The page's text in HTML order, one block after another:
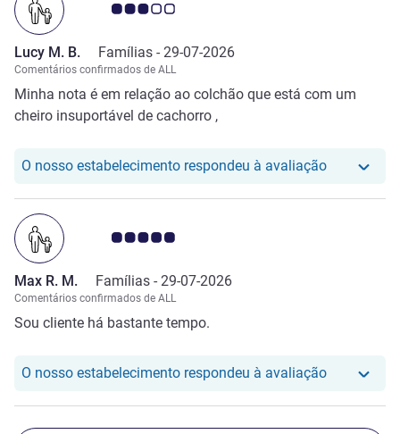
Nota clientes Avis 3.0/5
Lucy M. B. Famílias - 29-07-2026
Comentários confirmados de ALL
Minha nota é em relação ao colchão que está com um
cheiro insuportável de cachorro ,
O nosso estabelecimento respondeu à avaliaçãoO nosso
Nota clientes Avis 5.0/5
Max R. M. Famílias - 29-07-2026
Comentários confirmados de ALL
Sou cliente há bastante tempo.
O nosso estabelecimento respondeu à avaliaçãoO nosso